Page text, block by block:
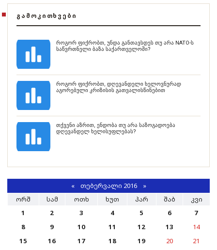
ᲒᲐᲛᲝᲙᲘᲗᲮᲕᲔᲑᲘ
როგორ ფიქრობთ, უნდა განთავსდეს თუ არა NATO-ს
საწვრთნელი ბაზა საქართველოში?
როგორ ფიქრობთ, დღევანდელი ხელოვნურად
აგორებული კრიზისის გათვალისწინებით
თქვენი აზრით, ენდობა თუ არა საზოგადოება
დღევანდელ ხელისუფლებას?
«ᲗᲔᲑᲔᲠᲕᲐᲚᲘ 2016 »
ᲝᲠᲨ
ᲡᲐᲛ ᲝᲗᲮ ᲮᲣᲗ ᲞᲐᲠ ᲨᲐᲑ
ᲙᲕᲘ
1
2 3 4 5 6
7
8
9 10 11 12 13
14
15
16 17 18 19 20
21